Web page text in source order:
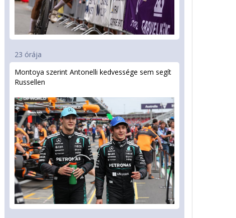
23 órája
Montoya szerint Antonelli kedvessége sem segít
Russellen